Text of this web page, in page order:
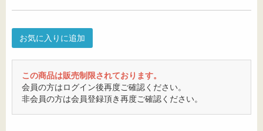
お気に入りに追加
この商品は販売制限されております。
会員の方はログイン後再度ご確認ください。
非会員の方は会員登録頂き再度ご確認ください。